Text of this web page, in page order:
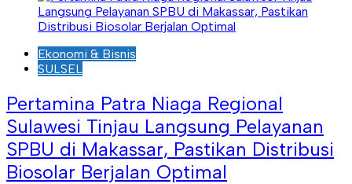
Ekonomi & Bisnis
SULSEL
Pertamina Patra Niaga Regional
Sulawesi Tinjau Langsung Pelayanan
SPBU di Makassar, Pastikan Distribusi
Biosolar Berjalan Optimal